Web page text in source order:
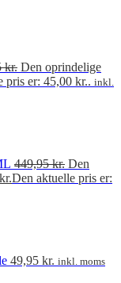
kr. Den oprindelige
pris er: 45,00 kr.. inkl.
449,95kr. Den
kr.Den aktuelle pris er:
49,95 kr. inkl. moms